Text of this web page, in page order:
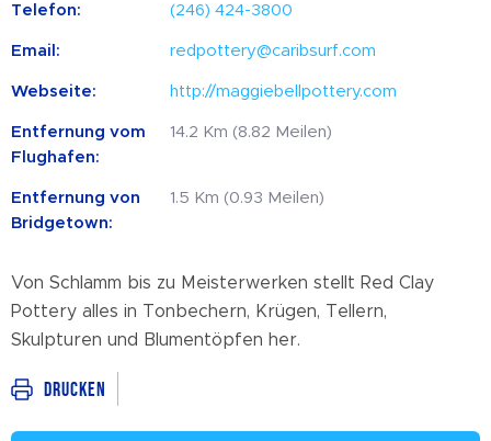
Telefon: (246) 424-3800
Email: redpottery@caribsurf.com
Webseite: http://maggiebellpottery.com
Entfernung vom
Flughafen:
14.2 Km (8.82 Meilen)
Entfernung von
Bridgetown:
1.5 Km (0.93 Meilen)
Von Schlamm bis zu Meisterwerken stellt Red Clay
Pottery alles in Tonbechern, Krügen, Tellern,
Skulpturen und Blumentöpfen her.
Drucken